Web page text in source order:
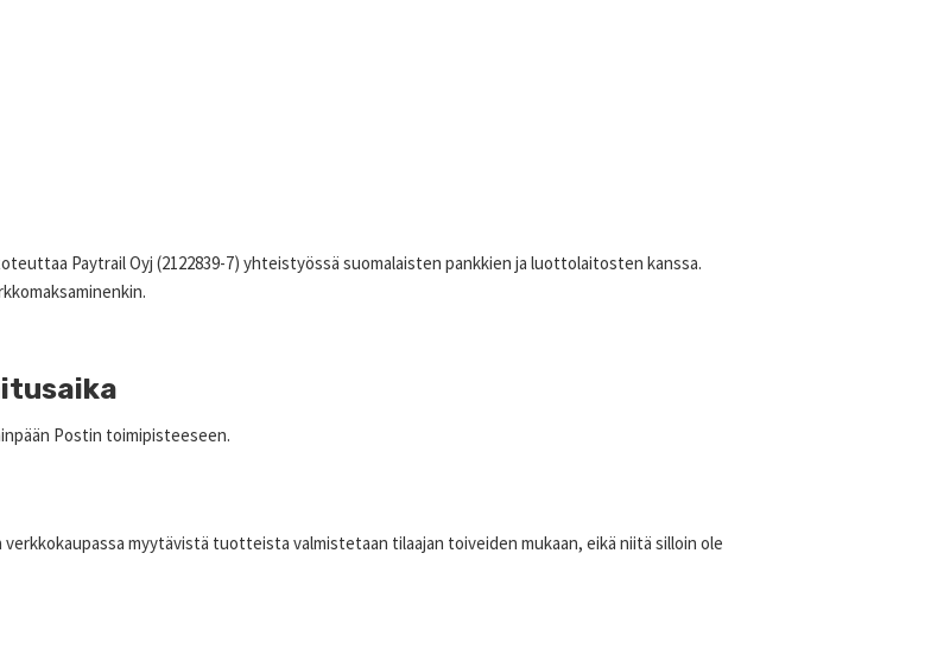
Paytrail Oyj (2122839-7) yhteistyössä suomalaisten pankkien ja luottolaitosten kanssa.
Postin toimipisteeseen.
verkkokaupassa myytävistä tuotteista valmistetaan tilaajan toiveiden mukaan, eikä niitä silloin ole